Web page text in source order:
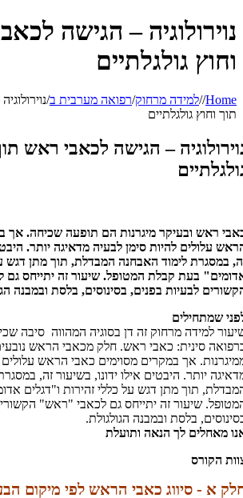
נוירולוגיה – הגישה
וחוץ גולגלתיים
Home
/
/למידה מרחוק/רפואה מערבית ב/
תוך וחוץ גולגלתיים
– הגישה לכאבי ראש
ראש ובעיקר מיגרנות הם תופעה שכיחה. אך
עלולים להיות סימן לבעיה מדאיגה יותר.
במסגרת לימוד האבחנה המבדלת, תוך מתן דגש
בעת קבלת המטופל. שיעור זה יתייחס
לבעיות בפנים, בסינוסים, בלסת ובמבנה
שמתחילים
למידה מרחוק זה דן בסוגיה המהווה סיבה
סינית: כאבי ראש. חלק מכאבי הראש
אך במקרים מסוימים כאבי הראש עלולים
יותר. היבטים אילו ידונו, בשיעור זה,
תוך מתן דגש על כללי זהירות ו"דגלים
שיעור זה יתייחס גם לכאבי "ראש"
בלסת ובמבנה הגולגולת.
מאחלים לך הנאה ותועלת
הקורס
א - סיווג כאבי הראש לפי מיקום